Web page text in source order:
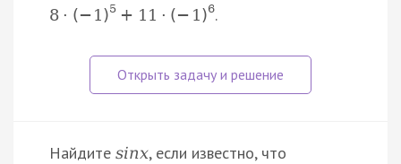
8 · (−1 )5 + 11 · (− 1 )6.
Найдите sinx, если известно, что